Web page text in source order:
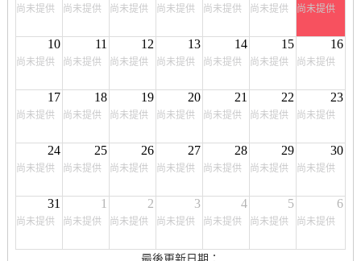
尚未提供 尚未提供 尚未提供 尚未提供 尚未提供 尚未提供 尚未提供
10
尚未提供
11
尚未提供
12
尚未提供
13
尚未提供
14
尚未提供
15
尚未提供
16
尚未提供
17
尚未提供
18
尚未提供
19
尚未提供
20
尚未提供
21
尚未提供
22
尚未提供
23
尚未提供
24
尚未提供
25
尚未提供
26
尚未提供
27
尚未提供
28
尚未提供
29
尚未提供
30
尚未提供
31
尚未提供
1
尚未提供
2
尚未提供
3
尚未提供
4
尚未提供
5
尚未提供
6
尚未提供